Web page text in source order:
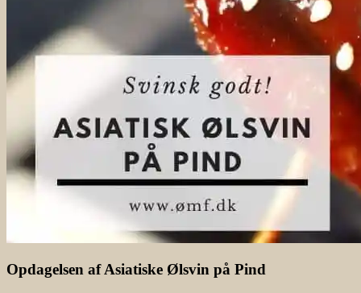
Opdagelsen af Asiatiske Ølsvin på Pind